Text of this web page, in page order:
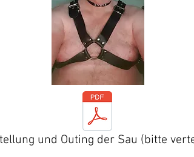
und Outing der Sau (bitte